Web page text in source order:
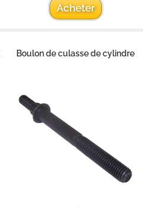
Acheter
Boulon de culasse de cylindre